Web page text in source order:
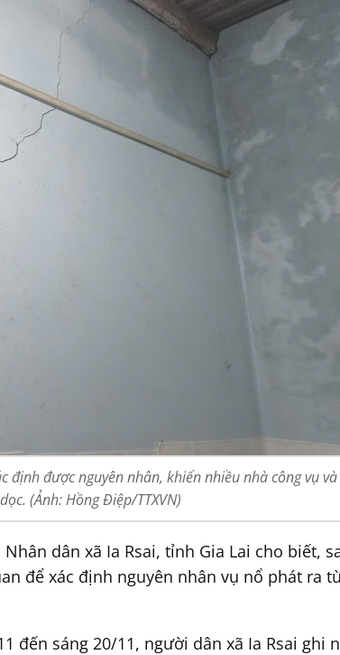
định được nguyên nhân, khiến nhiều nhà công vụ và
(Ảnh: Hồng Điệp/TTXVN)
dân xã Ia Rsai, tỉnh Gia Lai cho biết,
để xác định nguyên nhân vụ nổ phát ra
đến sáng 20/11, người dân xã Ia Rsai